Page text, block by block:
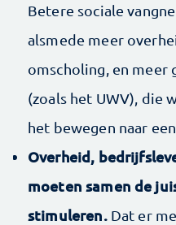
Betere sociale
alsmede meer
omscholing, en meer
(zoals het UWV), die
het bewegen naar
Overheid,
moeten samen de
stimuleren. Dat er